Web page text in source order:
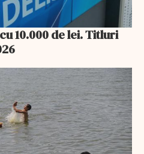
10.000 de lei. Titluri